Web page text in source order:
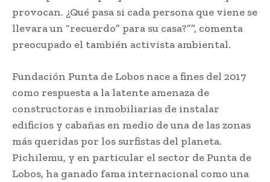
provocan. ¿Qué pasa si cada persona que viene se
llevara un “recuerdo” para su casa?””, comenta
preocupado el también activista ambiental.
Fundación Punta de Lobos nace a fines del 2017
como respuesta a la latente amenaza de
constructoras e inmobiliarias de instalar
edificios y cabañas en medio de una de las zonas
más queridas por los surfistas del planeta.
Pichilemu, y en particular el sector de Punta de
Lobos, ha ganado fama internacional como una